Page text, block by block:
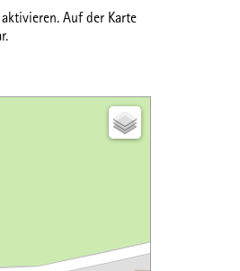
Auf der Karte